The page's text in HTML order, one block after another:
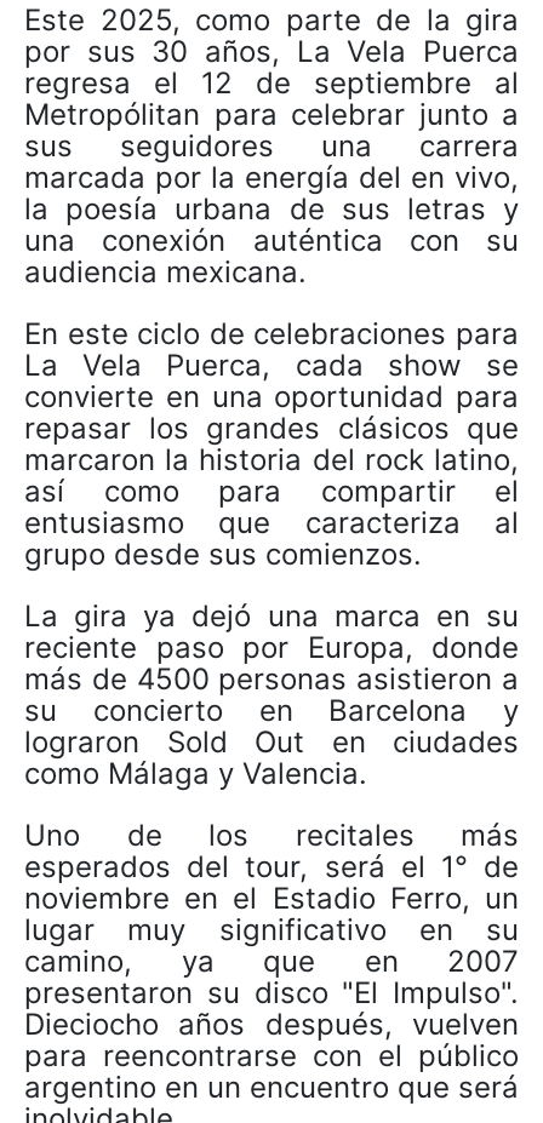
Este 2025, como parte de la gira
por sus 30 años, La Vela Puerca
regresa el 12 de septiembre al
Metropólitan para celebrar junto a
sus seguidores una carrera
marcada por la energía del en vivo,
la poesía urbana de sus letras y
una conexión auténtica con su
audiencia mexicana.
En este ciclo de celebraciones para
La Vela Puerca, cada show se
convierte en una oportunidad para
repasar los grandes clásicos que
marcaron la historia del rock latino,
así como para compartir el
entusiasmo que caracteriza al
grupo desde sus comienzos.
La gira ya dejó una marca en su
reciente paso por Europa, donde
más de 4500 personas asistieron a
su concierto en Barcelona y
lograron Sold Out en ciudades
como Málaga y Valencia.
Uno de los recitales más
esperados del tour, será el 1° de
noviembre en el Estadio Ferro, un
lugar muy significativo en su
camino, ya que en 2007
presentaron su disco "El Impulso".
Dieciocho años después, vuelven
para reencontrarse con el público
argentino en un encuentro que será